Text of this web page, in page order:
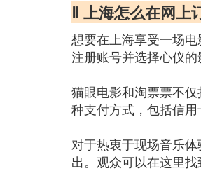
Ⅱ 上海怎么在网上
想要在上海享受一场
注册账号并选择心仪
猫眼电影和淘票票不
种支付方式，包括信
对于热衷于现场音乐
出。观众可以在这里